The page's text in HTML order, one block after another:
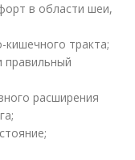
в области шеи,
тракта;
правильный
расширения